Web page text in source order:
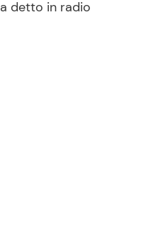
detto in radio